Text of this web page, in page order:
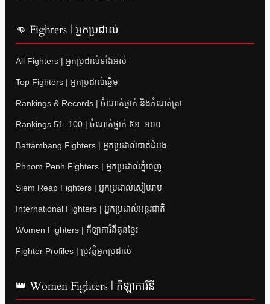
👊 Fighters | អ្នកប្រដាល់
All Fighters | អ្នកប្រដាល់ទាំងអស់
Top Fighters | អ្នកប្រដាល់ឆ្នើម
Rankings & Records | ចំណាត់ថ្នាក់ និងកំណត់ត្រា
Rankings 51–100 | ចំណាត់ថ្នាក់ ៥១–១០០
Battambang Fighters | អ្នកប្រដាល់បាត់ដំបង
Phnom Penh Fighters | អ្នកប្រដាល់ភ្នំពេញ
Siem Reap Fighters | អ្នកប្រដាល់សៀមរាប
International Fighters | អ្នកប្រដាល់អន្តរជាតិ
Women Fighters | កីឡាការិនីគុនខ្មែរ
Fighter Profiles | ប្រវត្តិអ្នកប្រដាល់
👑 Women Fighters | កីឡាការិនី